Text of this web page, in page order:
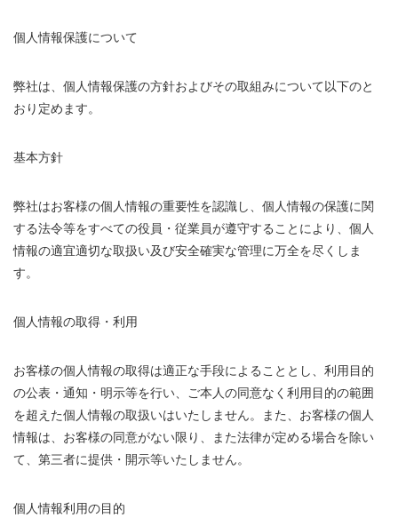
個人情報保護について
弊社は、個人情報保護の方針およびその取組みについて以下のと
おり定めます。
基本方針
弊社はお客様の個人情報の重要性を認識し、個人情報の保護に関
する法令等をすべての役員・従業員が遵守することにより、個人
情報の適宜適切な取扱い及び安全確実な管理に万全を尽くしま
す。
個人情報の取得・利用
お客様の個人情報の取得は適正な手段によることとし、利用目的
の公表・通知・明示等を行い、ご本人の同意なく利用目的の範囲
を超えた個人情報の取扱いはいたしません。また、お客様の個人
情報は、お客様の同意がない限り、また法律が定める場合を除い
て、第三者に提供・開示等いたしません。
個人情報利用の目的